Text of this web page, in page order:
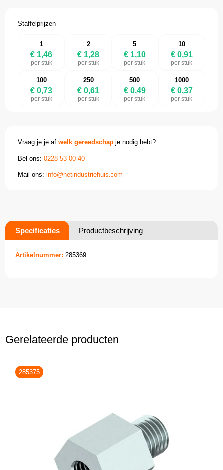
Staffelprijzen
1
€ 1,46
per stuk
2
€ 1,28
per stuk
5
€ 1,10
per stuk
10
€ 0,91
per stuk
100
€ 0,73
per stuk
250
€ 0,61
per stuk
500
€ 0,49
per stuk
1000
€ 0,37
per stuk
Vraag je je afwelk gereedschap je nodig hebt?
Bel ons:0228 53 00 40
Mail ons:info@hetindustriehuis.com
Specificaties Productbeschrijving
Artikelnummer: 285369
Gerelateerde producten
285375